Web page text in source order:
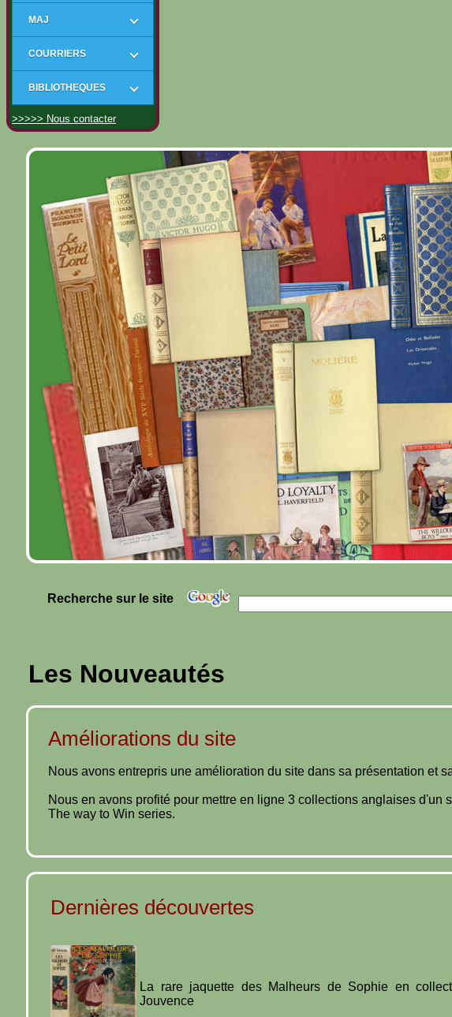
MAJ
COURRIERS
BIBLIOTHEQUES
>>>>> Nous contacter
Recherche sur le site
Les Nouveautés
Améliorations du site
Nous avons entrepris une amélioration du site dans sa présentation et
Nous en avons profité pour mettre en ligne 3 collections anglaises
The way to Win series.
Dernières découvertes
La rare jaquette des Malheurs de Sophie en
Jouvence